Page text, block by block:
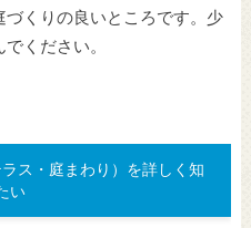
くりの良いところです。少
ください。
ス・庭まわり）を詳しく知
い